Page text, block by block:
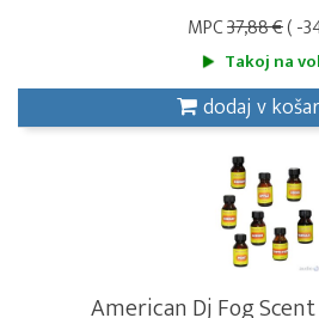
MPC37,88 €( -
Takoj na
dodaj v
American Dj Fog